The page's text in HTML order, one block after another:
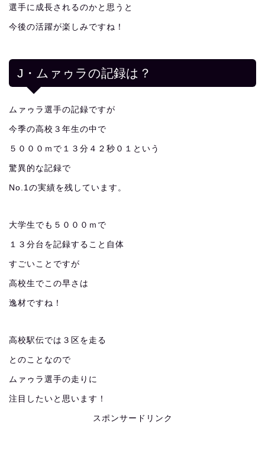
選手に成長されるのかと思うと
今後の活躍が楽しみですね！
J・ムァゥラの記録は？
ムァゥラ選手の記録ですが
今季の高校３年生の中で
５０００ｍで１３分４２秒０１という
驚異的な記録で
No.1の実績を残しています。
大学生でも５０００ｍで
１３分台を記録すること自体
すごいことですが
高校生でこの早さは
逸材ですね！
高校駅伝では３区を走る
とのことなので
ムァゥラ選手の走りに
注目したいと思います！
スポンサードリンク